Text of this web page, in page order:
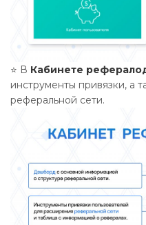
⭐ В Кабинете
инструменты привязки, а
реферальной сети.